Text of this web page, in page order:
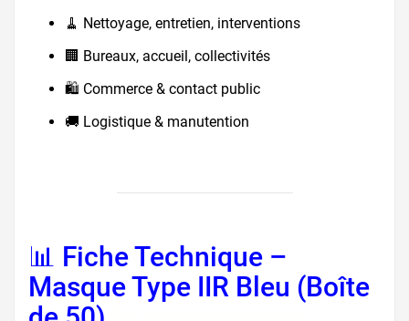
🧹 Nettoyage, entretien, interventions
🏢 Bureaux, accueil, collectivités
🛍️ Commerce & contact public
🚚 Logistique & manutention
📊 Fiche Technique –
Masque Type IIR Bleu (Boîte